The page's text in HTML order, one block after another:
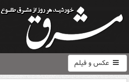
عکس و فیلم